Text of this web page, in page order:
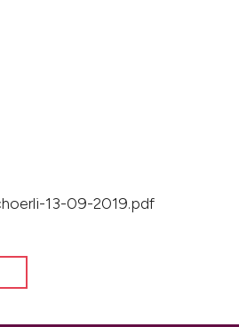
13-09-2019.pdf